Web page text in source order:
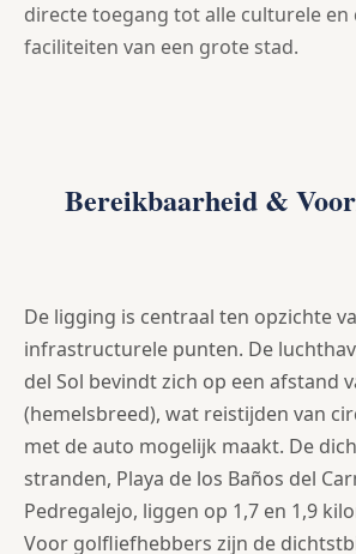
directe toegang tot alle culturele en
faciliteiten van een grote stad.
Bereikbaarheid &
De ligging is centraal ten opzichte
infrastructurele punten. De
del Sol bevindt zich op een afstand
(hemelsbreed), wat reistijden van
met de auto mogelijk maakt. De
stranden, Playa de los Baños del
Pedregalejo, liggen op 1,7 en 1,9
Voor golfliefhebbers zijn de